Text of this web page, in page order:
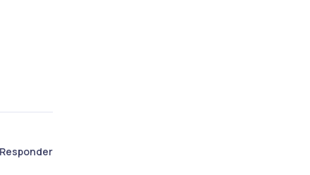
Responder